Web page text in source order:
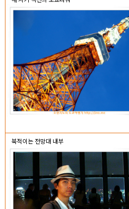
북적이는 전망대 내부